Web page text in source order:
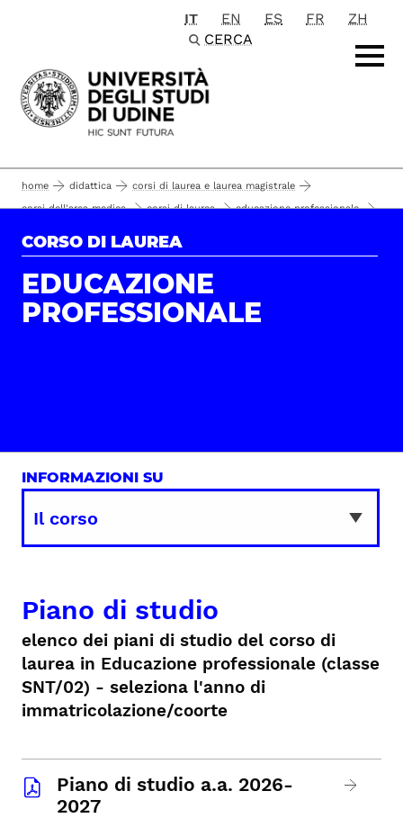
Passa al contenuto principale
IT EN ES FR
ZH
CERCA
home didattica
corsi di laurea e laurea magistrale
corsi dell'area medica
corsi di laurea educazione professionale
il corso piano di studio
CORSO DI LAUREA
EDUCAZIONE
PROFESSIONALE
INFORMAZIONI SU
Piano di studio
elenco dei piani di studio del corso di
laurea in Educazione professionale (classe
SNT/02) - seleziona l'anno di
immatricolazione/coorte
Piano di studio a.a. 2026-
2027